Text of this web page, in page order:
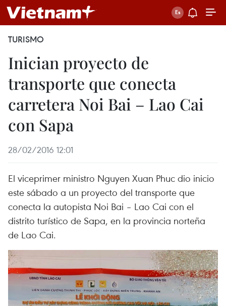
TURISMO
Inician proyecto de
transporte que conecta
carretera Noi Bai – Lao Cai
con Sapa
28/02/2016 12:01
El viceprimer ministro Nguyen Xuan Phuc dio inicio
este sábado a un proyecto del transporte que
conecta la autopista Noi Bai – Lao Cai con el
distrito turístico de Sapa, en la provincia norteña
de Lao Cai.